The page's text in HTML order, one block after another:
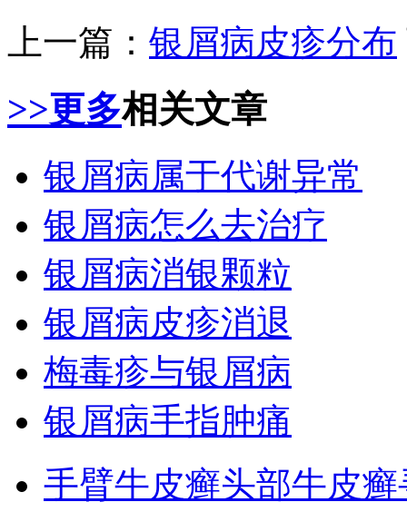
上一篇： 银屑病皮疹分布
>>更多相关文章
银屑病属于代谢异常
银屑病怎么去治疗
银屑病消银颗粒
银屑病皮疹消退
梅毒疹与银屑病
银屑病手指肿痛
手臂牛皮癣头部牛皮癣